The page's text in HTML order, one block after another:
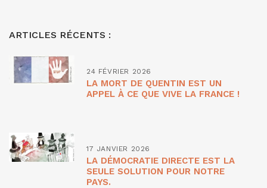
ARTICLES RÉCENTS :
24 FÉVRIER 2026
LA MORT DE QUENTIN EST UN
APPEL À CE QUE VIVE LA FRANCE !
17 JANVIER 2026
LA DÉMOCRATIE DIRECTE EST LA
SEULE SOLUTION POUR NOTRE
PAYS.